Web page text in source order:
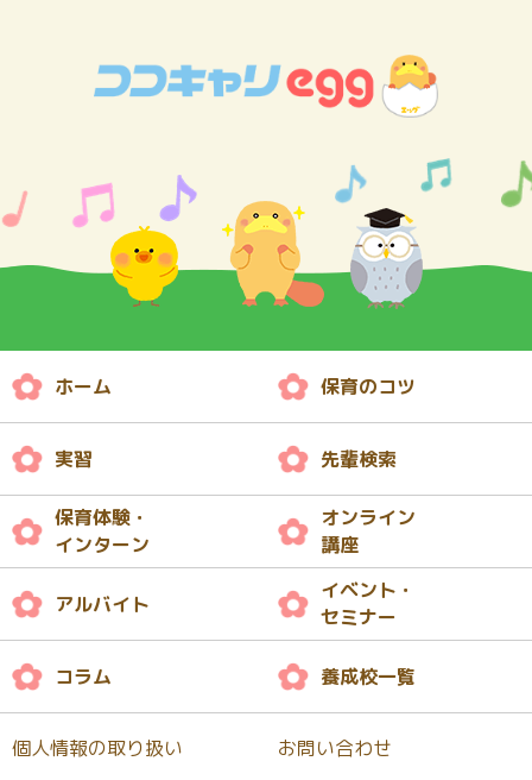
ホーム
実習
保育体験・
インターン
アルバイト
コラム
保育のコツ
先輩検索
オンライン
講座
イベント・
セミナー
養成校一覧
個人情報の取り扱い お問い合わせ